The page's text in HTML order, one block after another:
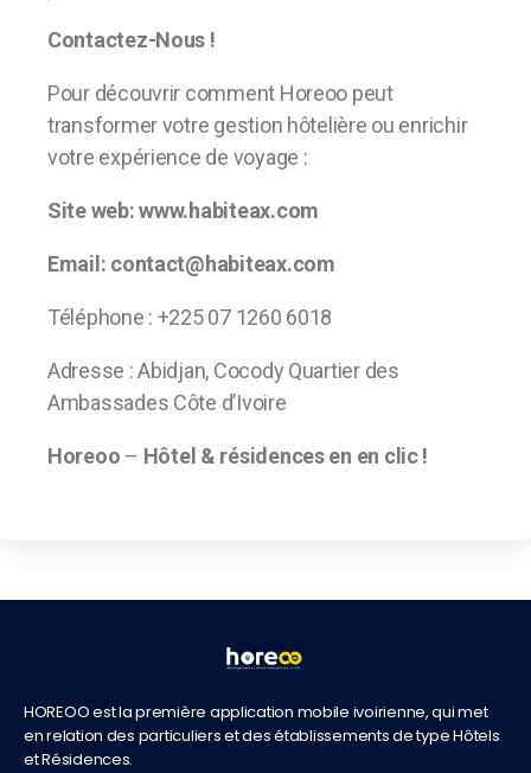
Contactez-Nous !
Pour découvrir comment Horeoo peut
transformer votre gestion hôtelière ou enrichir
votre expérience de voyage :
Site web: www.habiteax.com
Email: contact@habiteax.com
Téléphone : +225 07 1260 6018
Adresse : Abidjan, Cocody Quartier des
Ambassades Côte d’Ivoire
Horeoo – Hôtel & résidences en en clic !
HOREOO est la première application mobile ivoirienne, qui met
en relation des particuliers et des établissements de type Hôtels
et Résidences.